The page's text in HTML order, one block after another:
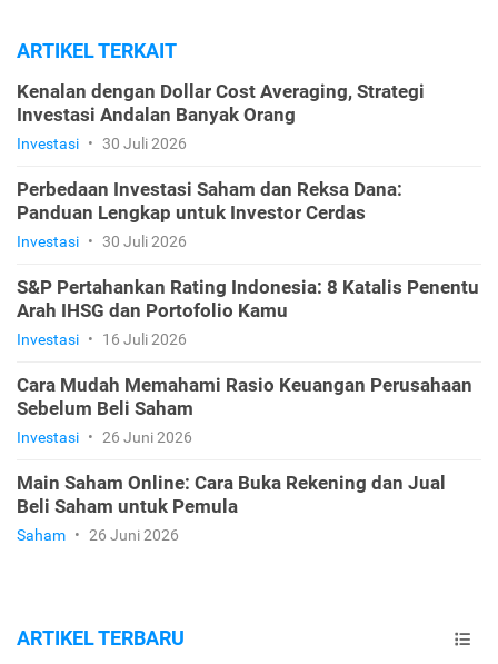
ARTIKEL TERKAIT
Kenalan dengan Dollar Cost Averaging, Strategi
Investasi Andalan Banyak Orang
Investasi • 30 Juli 2026
Perbedaan Investasi Saham dan Reksa Dana:
Panduan Lengkap untuk Investor Cerdas
Investasi • 30 Juli 2026
S&P Pertahankan Rating Indonesia: 8 Katalis Penentu
Arah IHSG dan Portofolio Kamu
Investasi • 16 Juli 2026
Cara Mudah Memahami Rasio Keuangan Perusahaan
Sebelum Beli Saham
Investasi • 26 Juni 2026
Main Saham Online: Cara Buka Rekening dan Jual
Beli Saham untuk Pemula
Saham • 26 Juni 2026
ARTIKEL TERBARU